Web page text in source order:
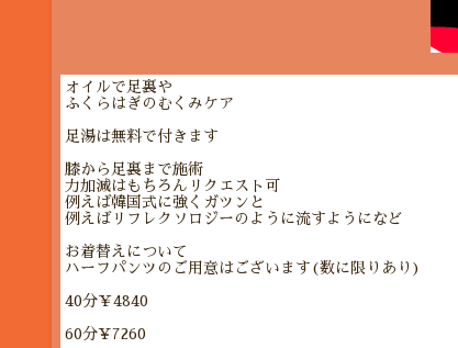
オイルで足裏や
ふくらはぎのむくみケア
足湯は無料で付きます
膝から足裏まで施術
力加減はもちろんリクエスト可
例えば韓国式に強くガツンと
例えばリフレクソロジーのように流すようになど
お着替えについて
ハーフパンツのご用意はございます(数に限りあり)
40分￥4840
60分¥7260